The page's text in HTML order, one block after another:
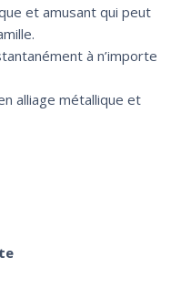
et amusant qui peut
à n’importe
alliage métallique et